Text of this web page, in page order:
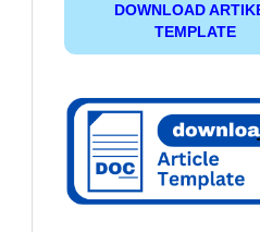
DOWNLOAD
TEMPLATE